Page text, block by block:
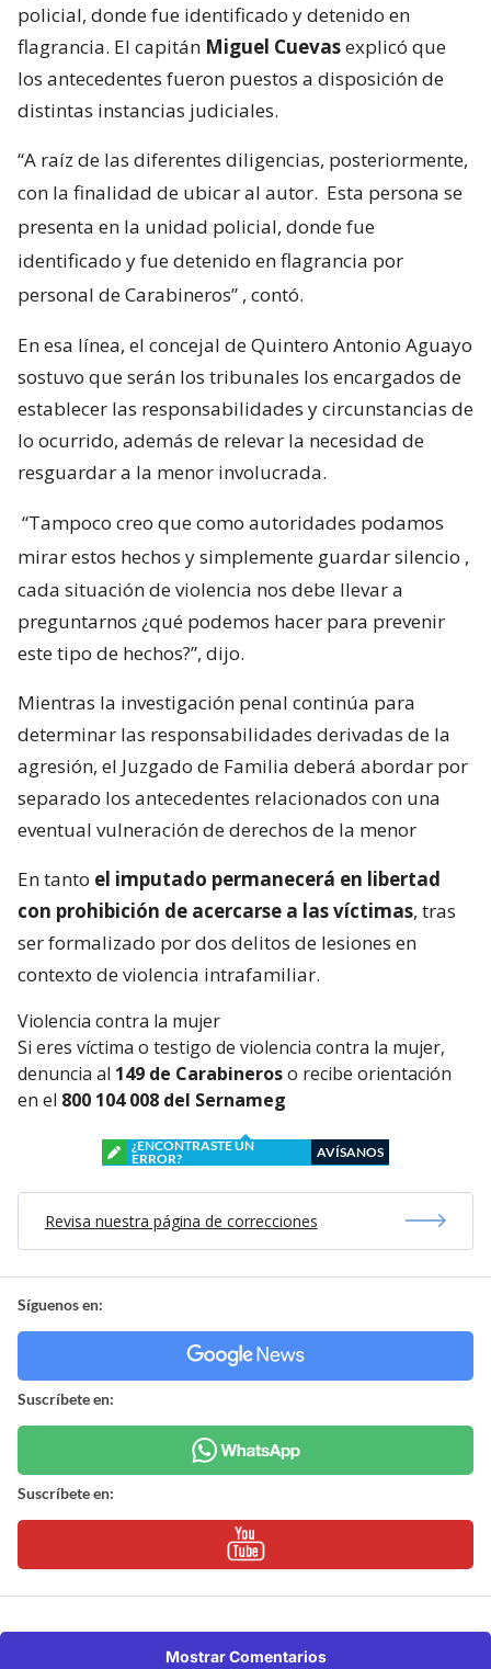
policial, donde fue identificado y detenido en
flagrancia. El capitán Miguel Cuevasexplicó que
los antecedentes fueron puestos a disposición de
distintas instancias judiciales.
“A raíz de las diferentes diligencias, posteriormente,
con la finalidad de ubicar al autor. Esta persona se
presenta en la unidad policial, donde fue
identificado y fue detenido en flagrancia por
personal de Carabineros” , contó.
En esa línea, el concejal de Quintero Antonio Aguayo
sostuvo que serán los tribunales los encargados de
establecer las responsabilidades y circunstancias de
lo ocurrido, además de relevar la necesidad de
resguardar a la menor involucrada.
“Tampoco creo que como autoridades podamos
mirar estos hechos y simplemente guardar silencio ,
cada situación de violencia nos debe llevar a
preguntarnos ¿qué podemos hacer para prevenir
este tipo de hechos?”, dijo.
Mientras la investigación penal continúa para
determinar las responsabilidades derivadas de la
agresión, el Juzgado de Familia deberá abordar por
separado los antecedentes relacionados con una
eventual vulneración de derechos de la menor
En tanto el imputado permanecerá en libertad
con prohibición de acercarse a las víctimas, tras
ser formalizado por dos delitos de lesiones en
contexto de violencia intrafamiliar.
Violencia contra la mujer
Si eres víctima o testigo de violencia contra la mujer,
denuncia al 149 de Carabineroso recibe orientación
en el 800 104 008 del Sernameg
¿ENCONTRASTE UN
ERROR?
AVÍSANOS
Revisa nuestra página de correcciones
Síguenos en:
Suscríbete en:
Suscríbete en:
Mostrar Comentarios